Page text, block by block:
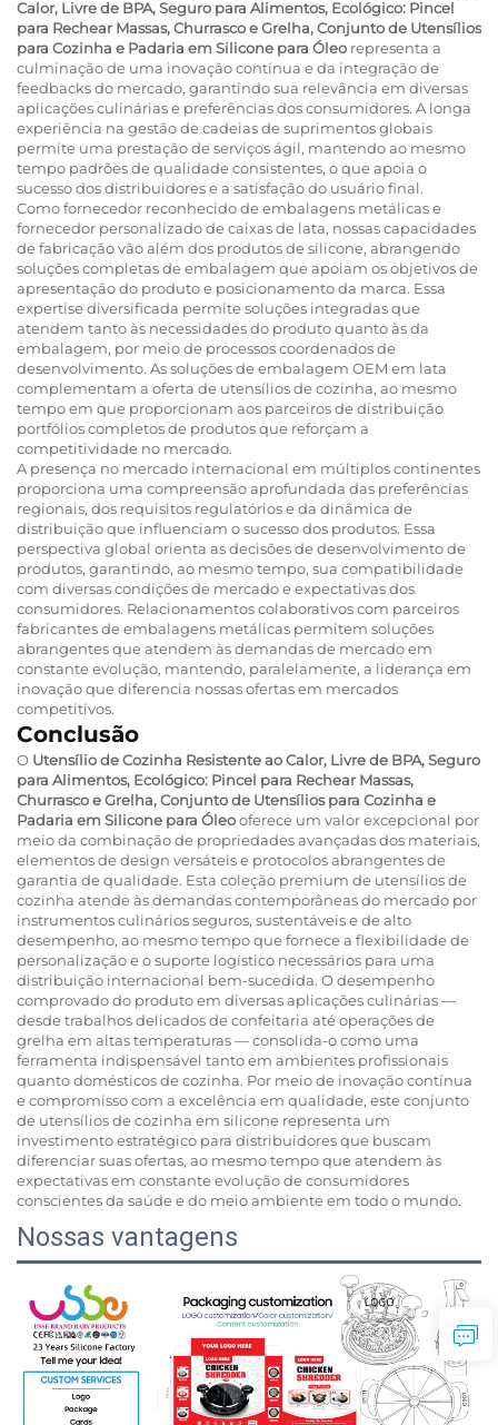
Calor, Livre de BPA, Seguro para Alimentos, Ecológico: Pincel
para Rechear Massas, Churrasco e Grelha, Conjunto de Utensílios
para Cozinha e Padaria em Silicone para Óleo representa a
culminação de uma inovação contínua e da integração de
feedbacks do mercado, garantindo sua relevância em diversas
aplicações culinárias e preferências dos consumidores. A longa
experiência na gestão de cadeias de suprimentos globais
permite uma prestação de serviços ágil, mantendo ao mesmo
tempo padrões de qualidade consistentes, o que apoia o
sucesso dos distribuidores e a satisfação do usuário final.
Como fornecedor reconhecido de embalagens metálicas e
fornecedor personalizado de caixas de lata, nossas capacidades
de fabricação vão além dos produtos de silicone, abrangendo
soluções completas de embalagem que apoiam os objetivos de
apresentação do produto e posicionamento da marca. Essa
expertise diversificada permite soluções integradas que
atendem tanto às necessidades do produto quanto às da
embalagem, por meio de processos coordenados de
desenvolvimento. As soluções de embalagem OEM em lata
complementam a oferta de utensílios de cozinha, ao mesmo
tempo em que proporcionam aos parceiros de distribuição
portfólios completos de produtos que reforçam a
competitividade no mercado.
A presença no mercado internacional em múltiplos continentes
proporciona uma compreensão aprofundada das preferências
regionais, dos requisitos regulatórios e da dinâmica de
distribuição que influenciam o sucesso dos produtos. Essa
perspectiva global orienta as decisões de desenvolvimento de
produtos, garantindo, ao mesmo tempo, sua compatibilidade
com diversas condições de mercado e expectativas dos
consumidores. Relacionamentos colaborativos com parceiros
fabricantes de embalagens metálicas permitem soluções
abrangentes que atendem às demandas de mercado em
constante evolução, mantendo, paralelamente, a liderança em
inovação que diferencia nossas ofertas em mercados
competitivos.
Conclusão
O Utensílio de Cozinha Resistente ao Calor, Livre de BPA, Seguro
para Alimentos, Ecológico: Pincel para Rechear Massas,
Churrasco e Grelha, Conjunto de Utensílios para Cozinha e
Padaria em Silicone para Óleooferece um valor excepcional por
meio da combinação de propriedades avançadas dos materiais,
elementos de design versáteis e protocolos abrangentes de
garantia de qualidade. Esta coleção premium de utensílios de
cozinha atende às demandas contemporâneas do mercado por
instrumentos culinários seguros, sustentáveis e de alto
desempenho, ao mesmo tempo que fornece a flexibilidade de
personalização e o suporte logístico necessários para uma
distribuição internacional bem-sucedida. O desempenho
comprovado do produto em diversas aplicações culinárias —
desde trabalhos delicados de confeitaria até operações de
grelha em altas temperaturas — consolida-o como uma
ferramenta indispensável tanto em ambientes profissionais
quanto domésticos de cozinha. Por meio de inovação contínua
e compromisso com a excelência em qualidade, este conjunto
de utensílios de cozinha em silicone representa um
investimento estratégico para distribuidores que buscam
diferenciar suas ofertas, ao mesmo tempo que atendem às
expectativas em constante evolução de consumidores
conscientes da saúde e do meio ambiente em todo o mundo.
Nossas vantagens